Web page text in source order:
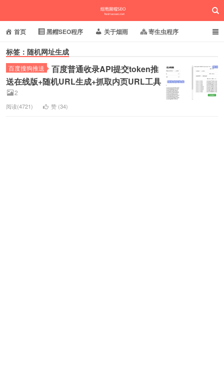
烟雨黑帽SEO
首页 黑帽SEO程序 关于烟雨 寄生虫程序
泛目录程序 蜘蛛池站群
批量养站程序 百度搜狗推送 网站域名快照
相关新闻动态
标签：随机网址生成
百度搜狗推送
百度普通收录API提交token推
送在线版+随机URL生成+抓取内页URL工具
2
阅读(4721) 赞 (34)